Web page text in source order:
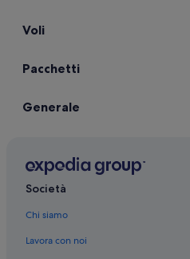
Voli
Pacchetti
Generale
Società
Chi siamo
Lavora con noi